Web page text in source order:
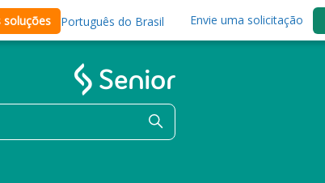
soluções Português do Brasil Envie uma solicitação